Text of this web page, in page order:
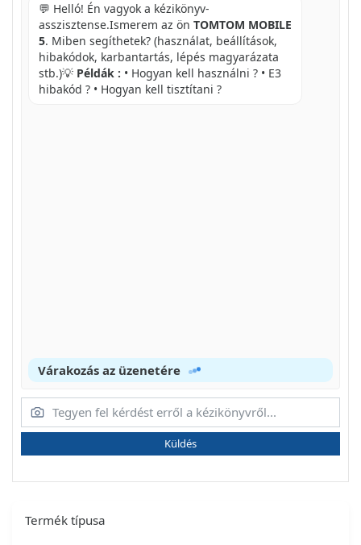
💬 Helló! Én vagyok a kézikönyv-
asszisztense.Ismerem az ön TOMTOM MOBILE
5. Miben segíthetek? (használat, beállítások,
hibakódok, karbantartás, lépés magyarázata
stb.)💡 Példák : • Hogyan kell használni ? • E3
hibakód ? • Hogyan kell tisztítani ?
Várakozás az üzenetére
Küldés
Termék típusa